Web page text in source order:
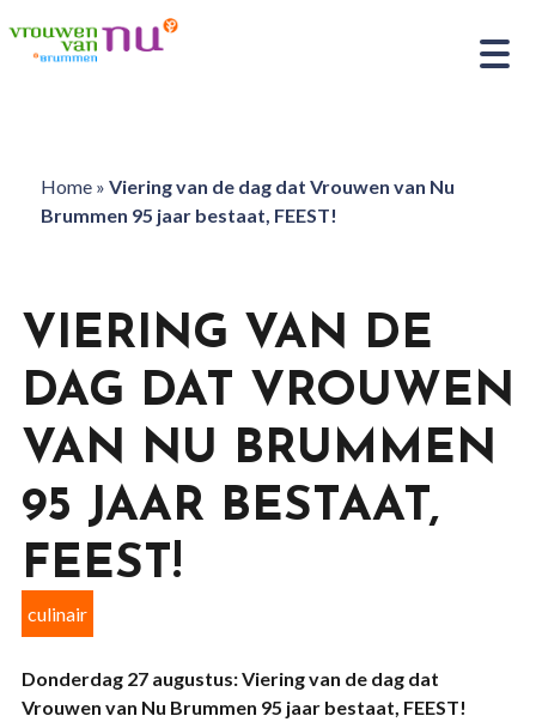
Home» Viering van de dag dat Vrouwen van Nu
Brummen 95 jaar bestaat, FEEST!
VIERING VAN DE
DAG DAT VROUWEN
VAN NU BRUMMEN
95 JAAR BESTAAT,
FEEST!
culinair
Donderdag 27 augustus: Viering van de dag dat
Vrouwen van Nu Brummen 95 jaar bestaat, FEEST!